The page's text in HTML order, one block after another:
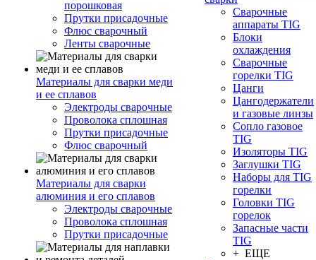
порошковая
Прутки присадочные
Флюс сварочный
Ленты сварочные
Материалы для сварки меди
и ее сплавов
Электроды сварочные
Проволока сплошная
Прутки присадочные
Флюс сварочный
Материалы для сварки
алюминия и его сплавов
Электроды сварочные
Проволока сплошная
Прутки присадочные
Сварочные
аппараты TIG
Блоки
охлаждения
Сварочные
горелки TIG
Цанги
Цангодержатели
и газовые линзы
Сопло газовое
TIG
Изоляторы TIG
Заглушки TIG
Наборы для TIG
горелки
Головки TIG
горелок
Запасные части
TIG
+ ЕЩЕ